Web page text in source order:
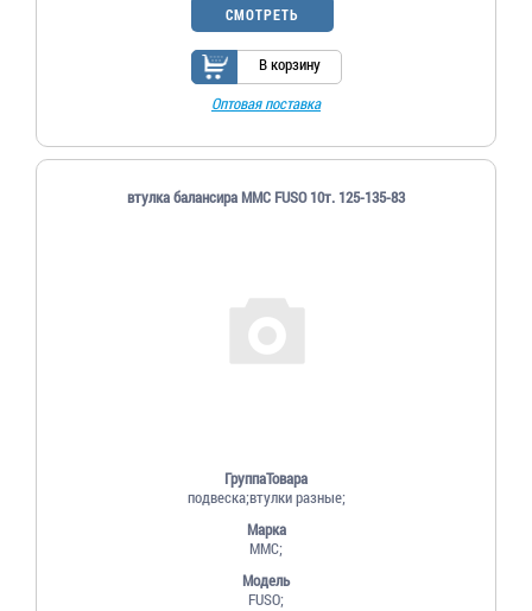
СМОТРЕТЬ
В корзину
Оптовая поставка
втулка балансира MMC FUSO 10т. 125-135-83
ГруппаТовара
подвеска;втулки разные;
Марка
MMC;
Модель
FUSO;